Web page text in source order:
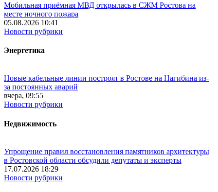
Мобильная приёмная МВД открылась в СЖМ Ростова на
месте ночного пожара
05.08.2026 10:41
Новости рубрики
Энергетика
Новые кабельные линии построят в Ростове на Нагибина из-
за постоянных аварий
вчера, 09:55
Новости рубрики
Недвижимость
Упрощение правил восстановления памятников архитектуры
в Ростовской области обсудили депутаты и эксперты
17.07.2026 18:29
Новости рубрики